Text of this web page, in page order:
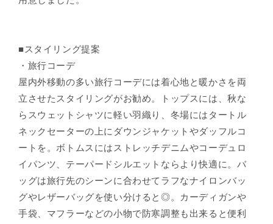
■スタイリング提案
・旅行コーデ
屋内外移動の多い旅行コーデには着心地と暖かさを両
立させたスタイリングがお勧め。トップスには、秋な
らスウェットシャツに軽い羽織り、冬場にはタートル
ネックセーターの上にダウンジャケットやダッフルコ
ートを。ボトムスにはストレッチデニムやコーデュロ
イパンツ、テーパードシルエットならより快適に。バ
ッグは旅行先のシーンに合わせてラフなナイロンバッ
グやレザーバッグを使い分けると◎。カーディガンや
手袋、マフラーなどの小物で防寒調整も出来ると便利